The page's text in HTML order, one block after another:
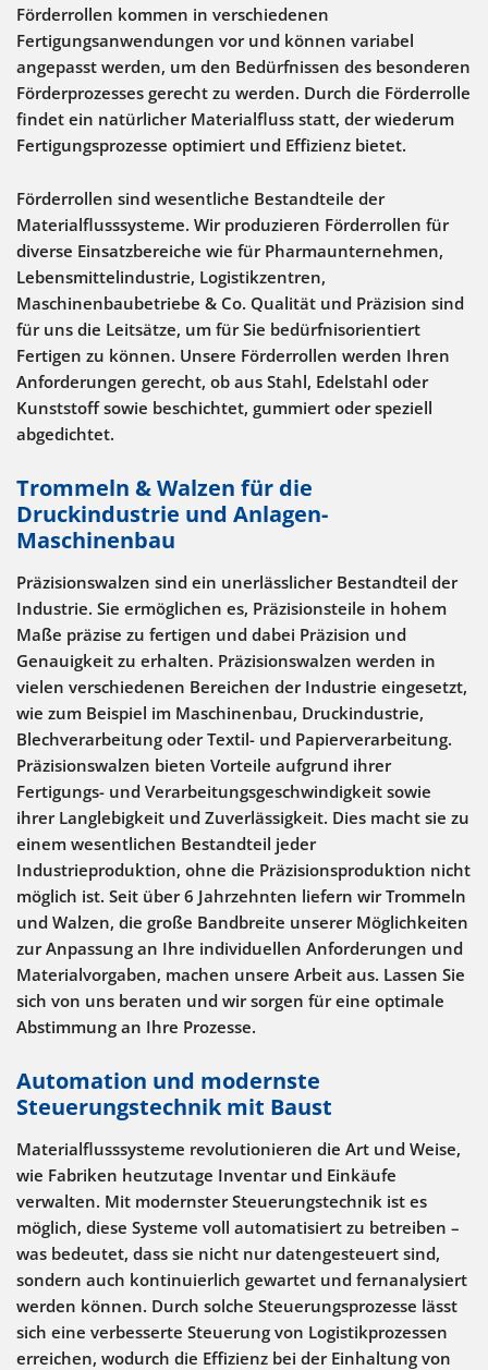
Förderrollen kommen in verschiedenen
Fertigungsanwendungen vor und können variabel
angepasst werden, um den Bedürfnissen des besonderen
Förderprozesses gerecht zu werden. Durch die Förderrolle
findet ein natürlicher Materialfluss statt, der wiederum
Fertigungsprozesse optimiert und Effizienz bietet.
Förderrollen sind wesentliche Bestandteile der
Materialflusssysteme. Wir produzieren Förderrollen für
diverse Einsatzbereiche wie für Pharmaunternehmen,
Lebensmittelindustrie, Logistikzentren,
Maschinenbaubetriebe & Co. Qualität und Präzision sind
für uns die Leitsätze, um für Sie bedürfnisorientiert
Fertigen zu können. Unsere Förderrollen werden Ihren
Anforderungen gerecht, ob aus Stahl, Edelstahl oder
Kunststoff sowie beschichtet, gummiert oder speziell
abgedichtet.
Trommeln & Walzen für die
Druckindustrie und Anlagen-
Maschinenbau
Präzisionswalzen sind ein unerlässlicher Bestandteil der
Industrie. Sie ermöglichen es, Präzisionsteile in hohem
Maße präzise zu fertigen und dabei Präzision und
Genauigkeit zu erhalten. Präzisionswalzen werden in
vielen verschiedenen Bereichen der Industrie eingesetzt,
wie zum Beispiel im Maschinenbau, Druckindustrie,
Blechverarbeitung oder Textil- und Papierverarbeitung.
Präzisionswalzen bieten Vorteile aufgrund ihrer
Fertigungs- und Verarbeitungsgeschwindigkeit sowie
ihrer Langlebigkeit und Zuverlässigkeit. Dies macht sie zu
einem wesentlichen Bestandteil jeder
Industrieproduktion, ohne die Präzisionsproduktion nicht
möglich ist. Seit über 6 Jahrzehnten liefern wir Trommeln
und Walzen, die große Bandbreite unserer Möglichkeiten
zur Anpassung an Ihre individuellen Anforderungen und
Materialvorgaben, machen unsere Arbeit aus. Lassen Sie
sich von uns beraten und wir sorgen für eine optimale
Abstimmung an Ihre Prozesse.
Automation und modernste
Steuerungstechnik mit Baust
Materialflusssysteme revolutionieren die Art und Weise,
wie Fabriken heutzutage Inventar und Einkäufe
verwalten. Mit modernster Steuerungstechnik ist es
möglich, diese Systeme voll automatisiert zu betreiben –
was bedeutet, dass sie nicht nur datengesteuert sind,
sondern auch kontinuierlich gewartet und fernanalysiert
werden können. Durch solche Steuerungsprozesse lässt
sich eine verbesserte Steuerung von Logistikprozessen
erreichen, wodurch die Effizienz bei der Einhaltung von